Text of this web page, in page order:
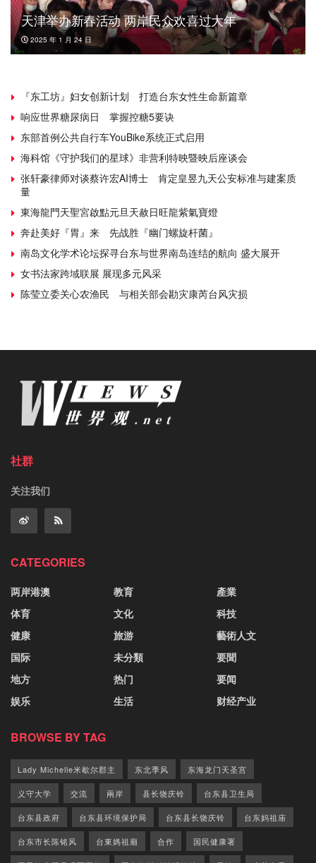
天津举办新春活动 两岸民众欢喜过大年
2025 年 1 月 24 日
『东工坊』妇女创新计划 打造台东女性生命新篇章
响应世界糖尿病日 掌握控糖5要诀
东部首例公共自行车YouBike系统正式启用
海科馆《守护我们的星球》非营利特映暨映后座谈会
张轩豪律师对谈蔡许宏AI博士 肯定皇昱九天公安标准与建案质
量
東海龍門天聖宮啟點元旦天赦日旺龍紫氣寶燈
奔赴美好『胃』来 先战胜『幽门螺旋杆菌』
南岛文化学术论坛探寻台东与世界南岛连结的航向 盛大展开
女书法家跨域联展 展现多元风采
陈莹立委关心农渔民 与相关部会勘灾康芮台风灾损
社群
关注我们
CATEGORIES
两岸港澳
体育
健康
国际
地方
娱乐
教育
文化
旅游
未分類
热门
生活
產業
科技
藝術人文
要聞
要闻
财经产业
BROWSE BY TAG
Lady Michelle米歇尔郡主 东北季风 东海龙门天圣宫
义守大学 交流 兩岸 县长饶庆铃 台东县卫生局
台东县政府 台东县环境保护局 台东县长饶庆铃 台东妈祖庙
台东市长陈铭风 台東媽祖廟 合作 国民健康署